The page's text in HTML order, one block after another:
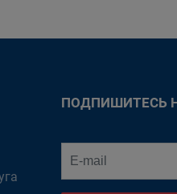
ПОДПИШИТЕСЬ